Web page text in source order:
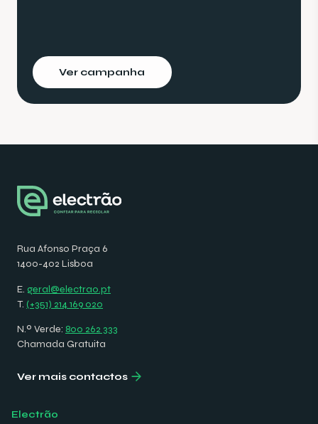
Ver campanha
Rua Afonso Praça 6
1400-402 Lisboa
E. geral@electrao.pt
T. (+351) 214 169 020
N.º Verde: 800 262 333
Chamada Gratuita
Ver mais contactos
Electrão